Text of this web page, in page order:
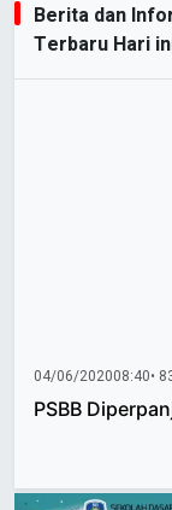
Berita dan
Terbaru Hari
04/06/202008:40•
PSBB